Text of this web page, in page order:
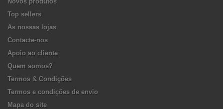
Top sellers
As nossas lojas
Contacte-nos
Apoio ao cliente
Quem somos?
Termos & Condições
Termos e condições de envio
Mapa do site